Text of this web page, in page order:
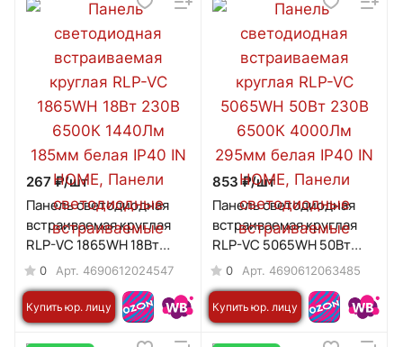
267 ₽/шт
Панель светодиодная
встраиваемая круглая
RLP-VC 1865WH 18Вт
230В 6500К 1440Лм
185мм белая IP40 IN
HOME
0 Арт. 4690612024547
Купить юр. лицу
853 ₽/шт
Панель светодиодная
встраиваемая круглая
RLP-VC 5065WH 50Вт
230В 6500К 4000Лм
295мм белая IP40 IN
HOME
0 Арт. 4690612063485
Купить юр. лицу